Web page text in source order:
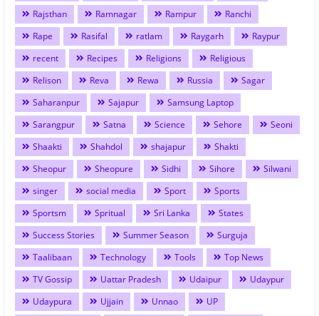
Rajsthan
Ramnagar Rampur
Ranchi
Rape
Rasifal ratlam Raygarh
Raypur
recent
Recipes Religions
Religious
Relison
Reva Rewa Russia
Sagar
Saharanpur
Sajapur
Samsung Laptop
Sarangpur
Satna Science Sehore
Seoni
Shaakti
Shahdol shajapur
Shakti
Sheopur
Sheopure Sidhi Sihore
Silwani
singer
social media Sport
Sports
Sportsm
Spritual Sri Lanka
States
Success Stories
Summer Season
Surguja
Taalibaan
Technology Tools
Top News
TV Gossip
Uattar Pradesh Udaipur
Udaypur
Udaypura
Ujjain Unnao
UP